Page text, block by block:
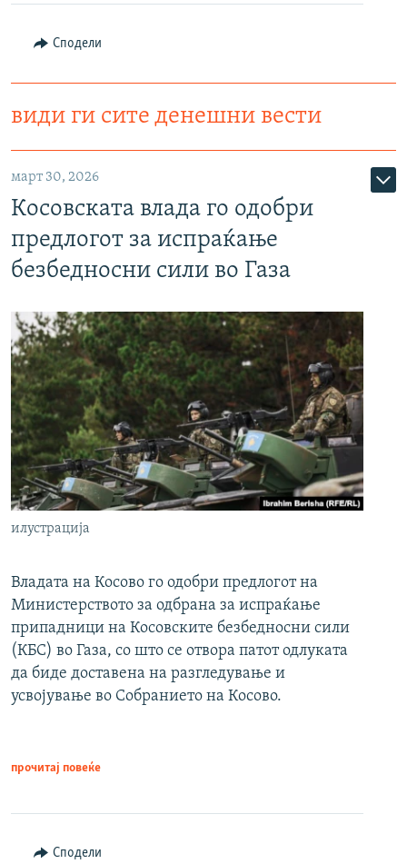
Сподели
види ги сите денешни вести
март 30, 2026
Косовската влада го одобри
предлогот за испраќање
безбедносни сили во Газа
илустрација
Владата на Косово го одобри предлогот на
Министерството за одбрана за испраќање
припадници на Косовските безбедносни сили
(КБС) во Газа, со што се отвора патот одлуката
да биде доставена на разгледување и
усвојување во Собранието на Косово.
прочитај повеќе
Сподели